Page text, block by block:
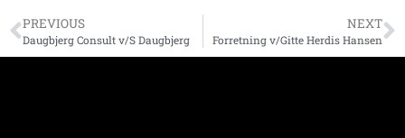
PREVIOUS
Daugbjerg Consult v/S Daugbjerg
NEXT
Forretning v/Gitte Herdis Hansen